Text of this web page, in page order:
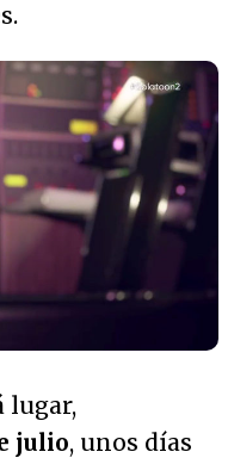
lugar,
julio, unos días